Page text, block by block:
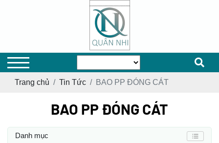
Trang chủ Tin Tức BAO PP ĐÓNG CÁT
BAO PP ĐÓNG CÁT
Danh mục